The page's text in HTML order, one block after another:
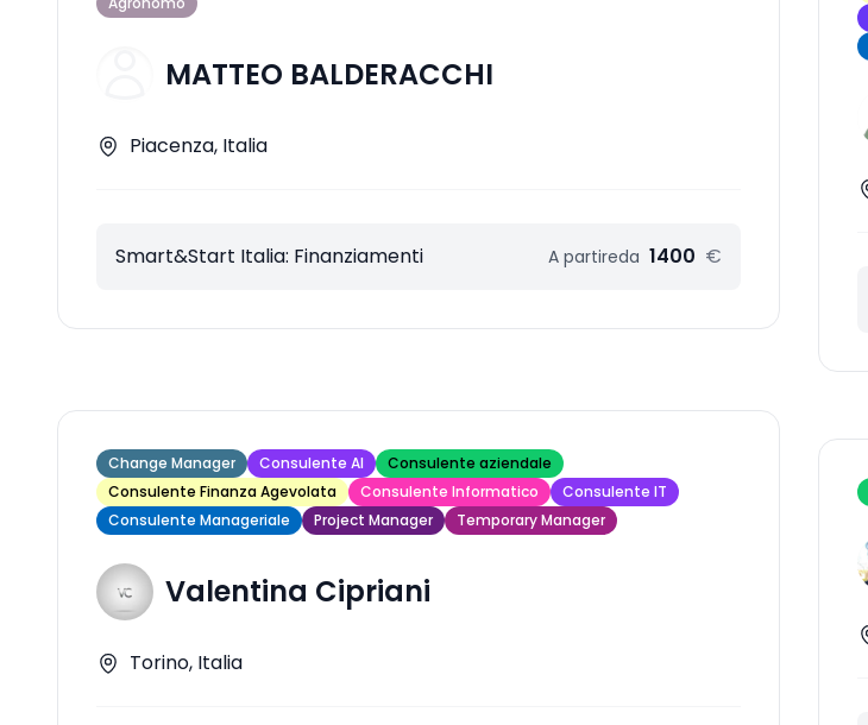
MATTEO BALDERACCHI
Piacenza, Italia
Smart&Start Italia: Finanziamenti A partireda 1400 €
Change Manager Consulente AI
Consulente aziendale
Consulente Finanza Agevolata
Consulente Informatico
Consulente IT
Consulente Manageriale
Project Manager Temporary Manager
Valentina Cipriani
Torino, Italia